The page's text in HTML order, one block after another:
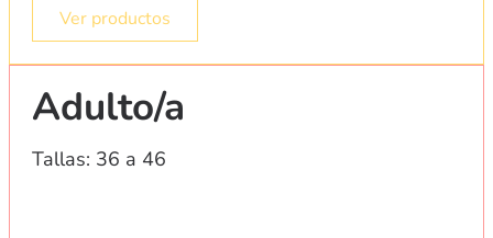
Ver productos
Adulto/a
Tallas: 36 a 46